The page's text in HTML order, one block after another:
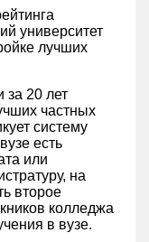
университет
лучших
за 20 лет
частных
систему
есть
или
на
второе
колледжа
в вузе.